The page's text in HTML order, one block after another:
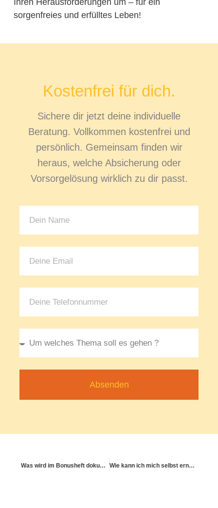
sorgenfreies und erfülltes Leben!
Kostenfrei für dich.
Sichere dir jetzt deine individuelle
Beratung. Vollkommen kostenfrei und
persönlich. Gemeinsam finden wir
heraus, welche Absicherung oder
Vorsorgelösung wirklich zu dir passt.
Absenden
Was wird im Bonusheft dokumentiert und warum ist es wichtig? Wie kann ich mich selbst ernst nehmen – gesundheitlich?